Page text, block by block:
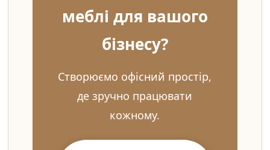
меблі для вашого
бізнесу?
Створюємо офісний простір,
де зручно працювати
кожному.